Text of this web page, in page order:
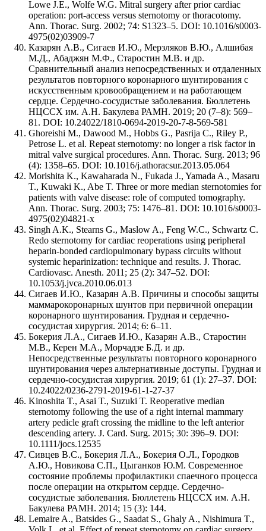
Lowe J.E., Wolfe W.G. Mitral surgery after prior cardiac
operation: port-access versus sternotomy or thoracotomy.
Ann. Thorac. Surg. 2002; 74: S1323–5. DOI: 10.1016/s0003-
4975(02)03909-7
Казарян А.В., Сигаев И.Ю., Мерзляков В.Ю., Алшибая
М.Д., Абаджян М.Ф., Старостин М.В. и др.
Сравнительный анализ непосредственных и отдаленных
результатов повторного коронарного шунтирования с
искусственным кровообращением и на работающем
сердце. Сердечно-сосудистые заболевания. Бюллетень
НЦССХ им. А.Н. Бакулева РАМН. 2019; 20 (7–8): 569–
81. DOI: 10.24022/1810-0694-2019-20-7-8-569-581
Ghoreishi M., Dawood M., Hobbs G., Pasrija C., Riley P.,
Petrose L. et al. Repeat sternotomy: no longer a risk factor in
mitral valve surgical procedures. Ann. Thorac. Surg. 2013; 96
(4): 1358–65. DOI: 10.1016/j.athoracsur.2013.05.064
Morishita K., Kawaharada N., Fukada J., Yamada A., Masaru
T., Kuwaki K., Abe T. Three or more median sternotomies for
patients with valve disease: role of computed tomography.
Ann. Thorac. Surg. 2003; 75: 1476–81. DOI: 10.1016/s0003-
4975(02)04821-x
Singh A.K., Stearns G., Maslow A., Feng W.C., Schwartz C.
Redo sternotomy for cardiac reoperations using peripheral
heparin-bonded cardiopulmonary bypass circuits without
systemic heparinization: technique and results. J. Thorac.
Cardiovasc. Anesth. 2011; 25 (2): 347–52. DOI:
10.1053/j.jvca.2010.06.013
Сигаев И.Ю., Казарян А.В. Причины и способы защиты
маммарокоронарных шунтов при первичной операции
коронарного шунтирования. Грудная и сердечно-
сосудистая хирургия. 2014; 6: 6–11.
Бокерия Л.А., Сигаев И.Ю., Казарян А.В., Старостин
М.В., Керен М.А., Морчадзе Б.Д. и др.
Непосредственные результаты повторного коронарного
шунтирования через альтернативные доступы. Грудная и
сердечно-сосудистая хирургия. 2019; 61 (1): 27–37. DOI:
10.24022/0236-2791-2019-61-1-27-37
Kinoshita T., Asai T., Suzuki T. Reoperative median
sternotomy following the use of a right internal mammary
artery pedicle graft crossing the midline to the left anterior
descending artery. J. Card. Surg. 2015; 30: 396–9. DOI:
10.1111/jocs.12535
Сивцев B.C., Бокерия Л.A., Бокерия О.Л., Городков
А.Ю., Новикова С.П., Цыганков Ю.М. Современное
состояние проблемы профилактики спаечного процесса
после операции на открытом сердце. Сердечно-
сосудистые заболевания. Бюллетень НЦССХ им. А.Н.
Бакулева РАМН. 2014; 15 (3): 144.
Lemaire A., Batsides G., Saadat S., Ghaly A., Nishimura T.,